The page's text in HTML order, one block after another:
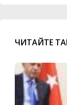
ЧИТАЙТЕ